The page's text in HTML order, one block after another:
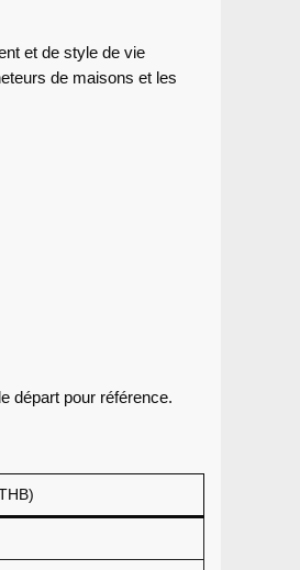
et de style de vie
de maisons et les
départ pour référence.